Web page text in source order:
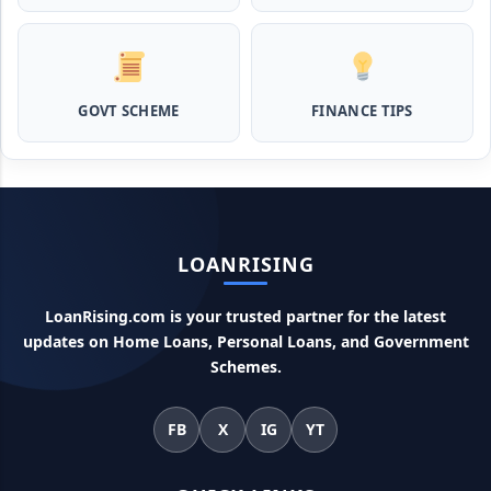
का लोन, ना सिबिल ना इनकम प्रूफ
Airtel Payment Bank Loan Online Apply: अब एयरटेल पेमेंट
Flipkart Loan Apply Online: इस प्रकार बिना किसी झंझट से
जरुरत
सकते है 20 लाख तक का लोन, अभी ऐसे करे अप्लाई
PM KCC Loan: इस प्रकार बनवा सकते है PM किसान क्रेडिट कार्ड, घर
बैठे मिलता है सबसे सस्ता 5 लाख तक का लोन
महिलाओं के लिए ये 5 लोन होते है ब्याज फ्री, छोटी किस्तों में आसानी से कर
सकती है भुगतान
GOVT SCHEME FINANCE TIPS
LOANRISING
LoanRising.com is your trusted partner for the latest
updates on Home Loans, Personal Loans, and Government
Schemes.
FB X IG YT